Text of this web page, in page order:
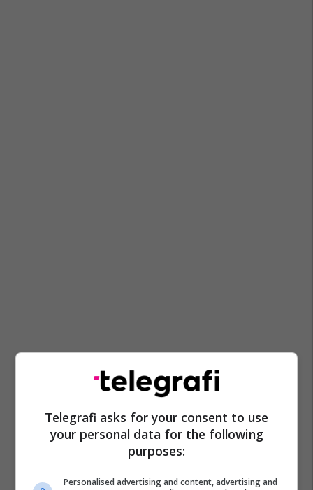
Telegrafi asks for your consent to use
your personal data for the following
purposes:
Personalised advertising and content, advertising and